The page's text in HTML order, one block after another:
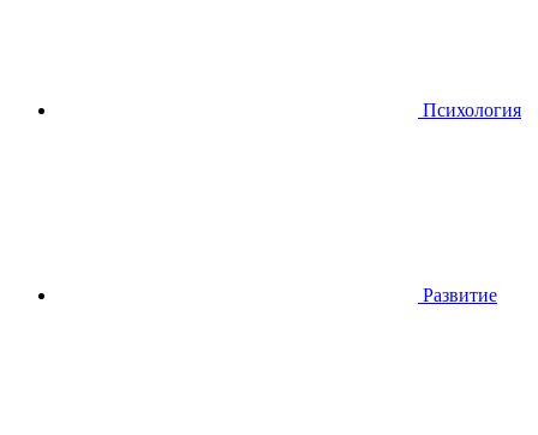
Психология
Развитие